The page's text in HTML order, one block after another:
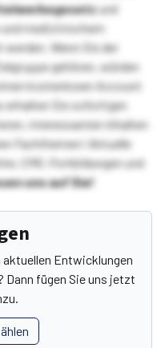
und
medizinischem
Wenn Sie der
gehören, würden
kostenlosen Account
erhalten Sie sofortigen
interessanten Inhalten
Fachthemen! Aktuelle
CME-Fortbildungen und
uns auf Sie!
aktuellen Entwicklungen
Dann fügen Sie uns jetzt